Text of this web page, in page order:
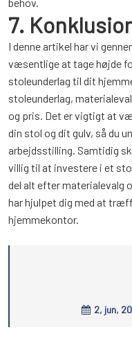
7.
I denne artikel har vi
væsentlige at tage højde
stoleunderlag til dit
stoleunderlag,
og pris. Det er vigtigt at
din stol og dit gulv, så du
arbejdsstilling. Samtidig
villig til at investere i et
del alt efter materialevalg
har hjulpet dig med at
hjemmekontor.
2, jun,